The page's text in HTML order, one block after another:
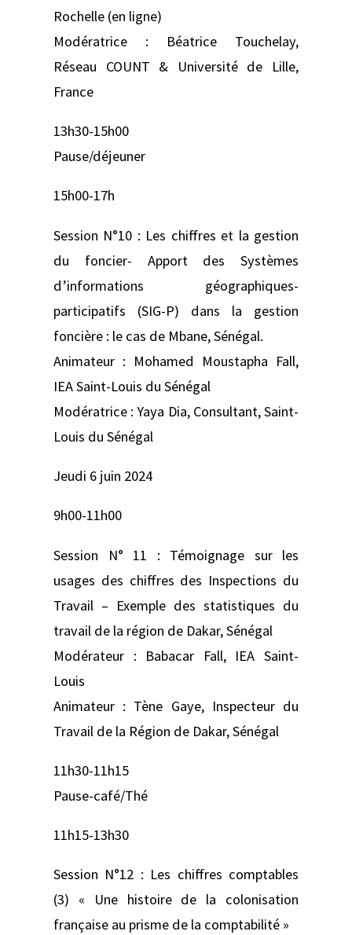
Rochelle (en ligne)
Modératrice : Béatrice Touchelay,
Réseau COUNT & Université de Lille,
France
13h30-15h00
Pause/déjeuner
15h00-17h
Session N°10 : Les chiffres et la gestion
du foncier- Apport des Systèmes
d’informations géographiques-
participatifs (SIG-P) dans la gestion
foncière : le cas de Mbane, Sénégal.
Animateur : Mohamed Moustapha Fall,
IEA Saint-Louis du Sénégal
Modératrice : Yaya Dia, Consultant, Saint-
Louis du Sénégal
Jeudi 6 juin 2024
9h00-11h00
Session N° 11 : Témoignage sur les
usages des chiffres des Inspections du
Travail – Exemple des statistiques du
travail de la région de Dakar, Sénégal
Modérateur : Babacar Fall, IEA Saint-
Louis
Animateur : Tène Gaye, Inspecteur du
Travail de la Région de Dakar, Sénégal
11h30-11h15
Pause-café/Thé
11h15-13h30
Session N°12 : Les chiffres comptables
(3) « Une histoire de la colonisation
française au prisme de la comptabilité »